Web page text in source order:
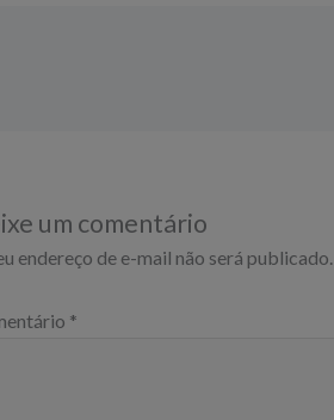
um comentário
endereço de e-mail não será publicado.
*